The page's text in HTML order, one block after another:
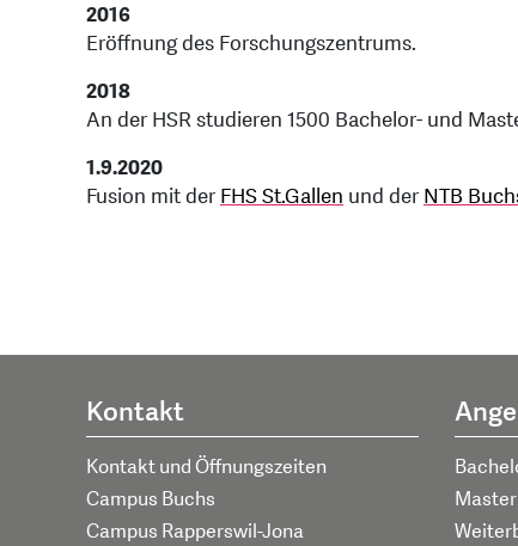
2016
Eröffnung des Forschungszentrums.
2018
An der HSR studieren 1500 Bachelor- und
1.9.2020
Fusion mit der FHS St.Gallen und der NTB
Kontakt
Kontakt und Öffnungszeiten
Campus Buchs
Campus Rapperswil-Jona
Master